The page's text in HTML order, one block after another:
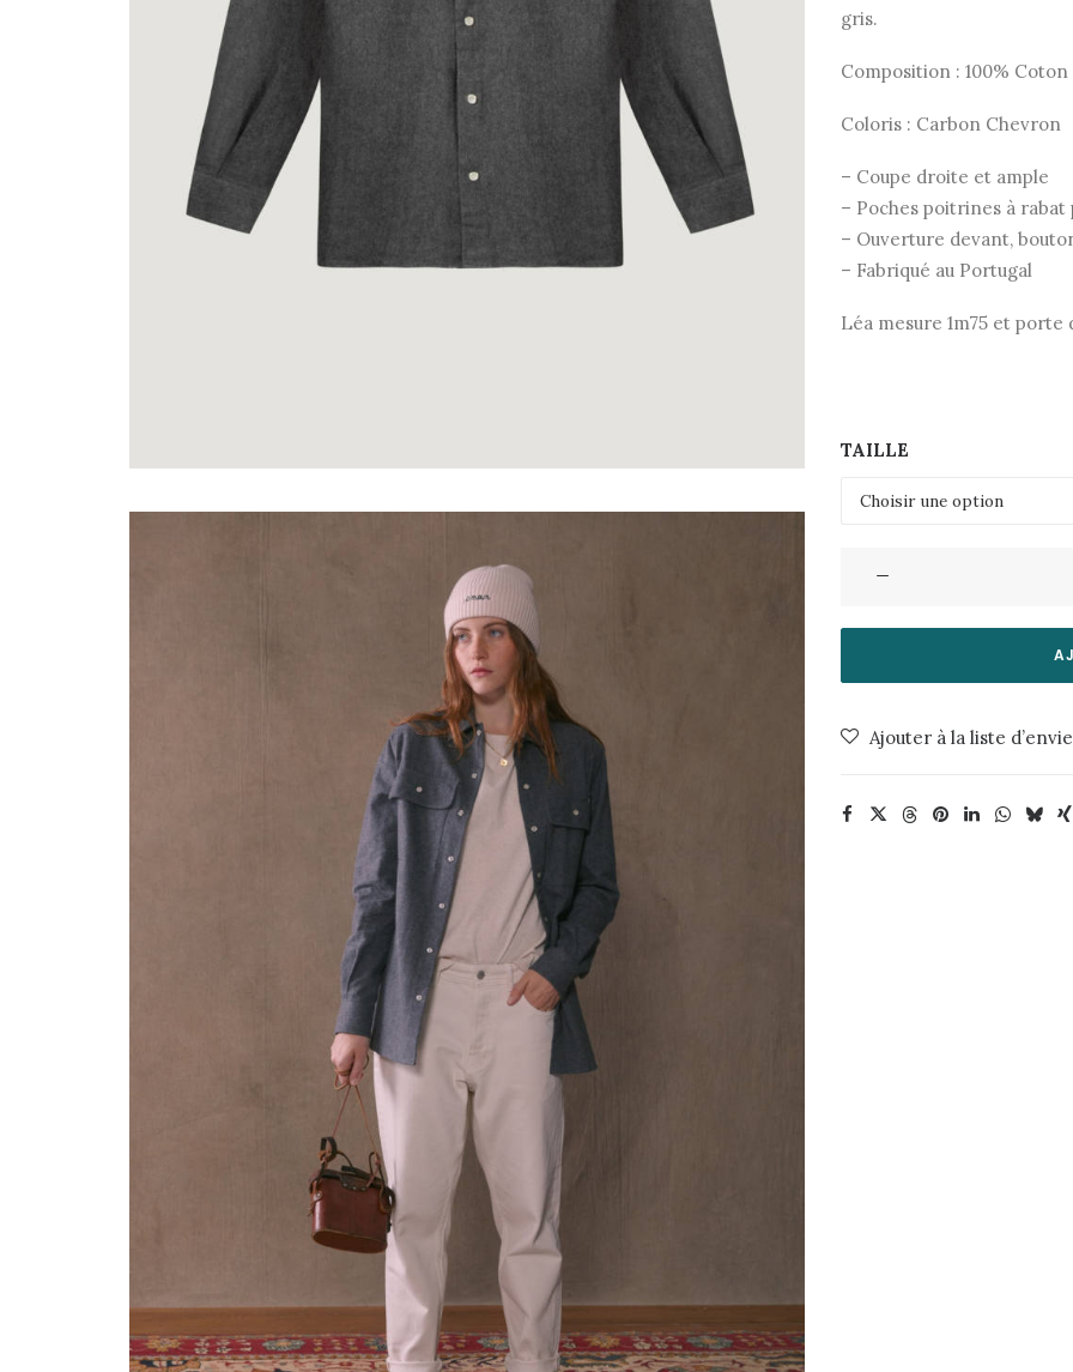
gris.
Composition : 100% Coton
Coloris : Carbon Chevron
– Coupe droite et ample
– Poches poitrines à rabat
– Ouverture devant,
– Fabriqué au Portugal
Léa mesure 1m75 et porte
TAILLE
Chemise
Flanelle-
Chevron
Labiche
Ajouter à la liste